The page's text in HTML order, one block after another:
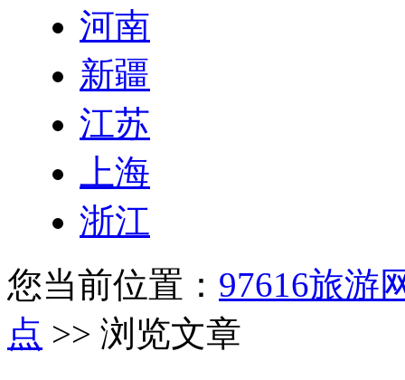
河南
新疆
江苏
上海
浙江
您当前位置： 97616旅游
点 >> 浏览文章